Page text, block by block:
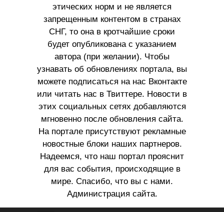
этических норм и не является
запрещенным контентом в странах
СНГ, то она в кротчайшие сроки
будет опубликована с указанием
автора (при желании). Чтобы
узнавать об обновлениях портала, вы
можете подписаться на нас Вконтакте
или читать нас в Твиттере. Новости в
этих социальных сетях добавляются
мгновенно после обновления сайта.
На портале присутствуют рекламные
новостные блоки наших партнеров.
Надеемся, что наш портал прояснит
для вас события, происходящие в
мире. Спасибо, что вы с нами.
Администрация сайта.